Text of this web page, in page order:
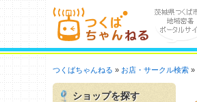
つくばちゃんねる お店・サークル検索
ショップを探す